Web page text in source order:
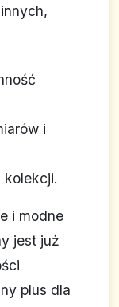
i
kolekcji.
i modne
jest już
plus dla